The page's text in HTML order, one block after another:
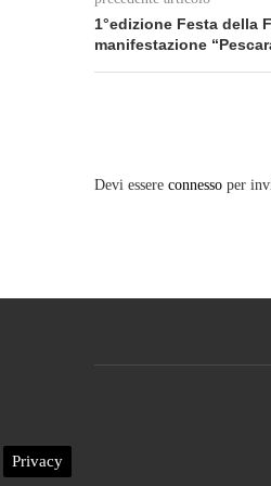
1°edizione Festa della
manifestazione
Devi essere connesso per
Privacy